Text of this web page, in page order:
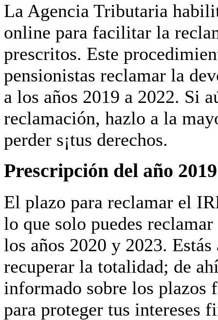
La Agencia Tributaria
online para facilitar la
prescritos. Este
pensionistas reclamar la
a los años 2019 a 2022. Si
reclamación, hazlo a la
perder s¡tus derechos.
Prescripción del año 2019
El plazo para reclamar el
lo que solo puedes
los años 2020 y 2023.
recuperar la totalidad; de
informado sobre los plazos
para proteger tus intereses